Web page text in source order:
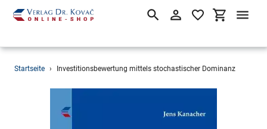
Direkt
SuchenEinloggen
Startseite › Investitionsbewertung mittels stochastischer Dominanz